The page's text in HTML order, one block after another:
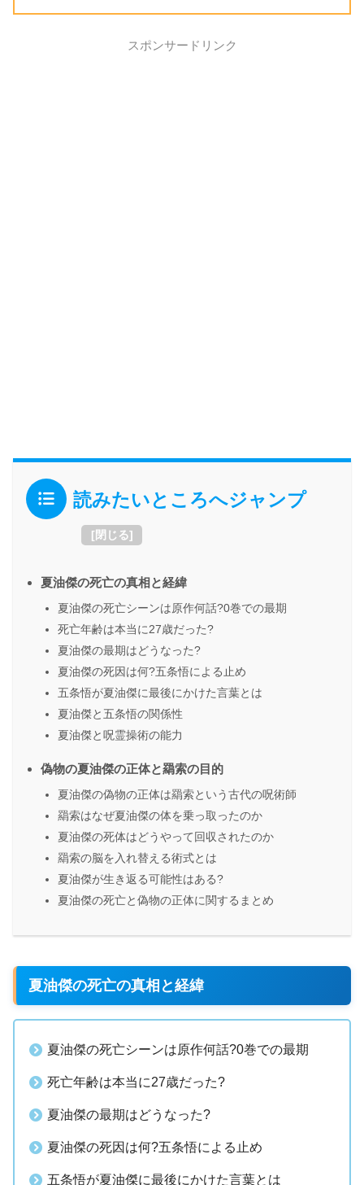
スポンサードリンク
読みたいところへジャンプ
[閉じる]
夏油傑の死亡の真相と経緯
夏油傑の死亡シーンは原作何話?0巻での最期
死亡年齢は本当に27歳だった?
夏油傑の最期はどうなった?
夏油傑の死因は何?五条悟による止め
五条悟が夏油傑に最後にかけた言葉とは
夏油傑と五条悟の関係性
夏油傑と呪霊操術の能力
偽物の夏油傑の正体と羂索の目的
夏油傑の偽物の正体は羂索という古代の呪術師
羂索はなぜ夏油傑の体を乗っ取ったのか
夏油傑の死体はどうやって回収されたのか
羂索の脳を入れ替える術式とは
夏油傑が生き返る可能性はある?
夏油傑の死亡と偽物の正体に関するまとめ
夏油傑の死亡の真相と経緯
夏油傑の死亡シーンは原作何話?0巻での最期
死亡年齢は本当に27歳だった?
夏油傑の最期はどうなった?
夏油傑の死因は何?五条悟による止め
五条悟が夏油傑に最後にかけた言葉とは